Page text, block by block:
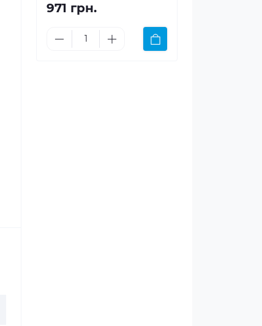
971 грн.